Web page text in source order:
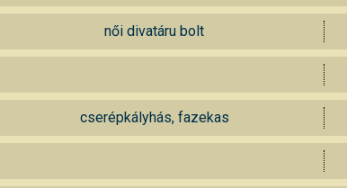
női divatáru bolt
cserépkályhás, fazekas